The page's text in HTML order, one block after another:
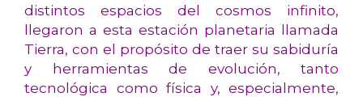
distintos espacios del cosmos infinito,
llegaron a esta estación planetaria llamada
Tierra, con el propósito de traer su sabiduría
y herramientas de evolución, tanto
tecnológica como física y, especialmente,